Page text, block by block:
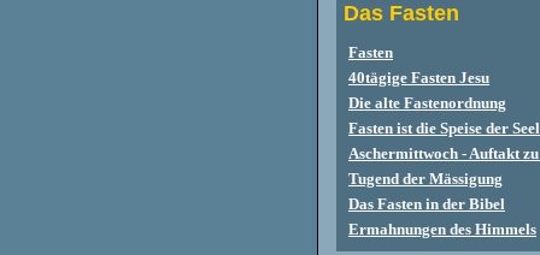
Das Fasten
Fasten
40tägige Fasten Jesu
Die alte Fastenordnung
Fasten ist die Speise der
Aschermittwoch - Auftakt
Tugend der Mässigung
Das Fasten in der Bibel
Ermahnungen des Himmels